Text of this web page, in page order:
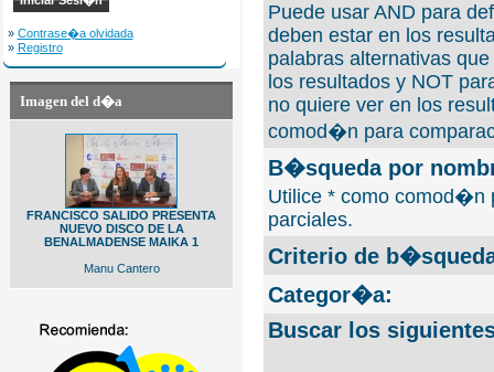
» Contrase�a olvidada
» Registro
Imagen del d�a
FRANCISCO SALIDO PRESENTA
NUEVO DISCO DE LA
BENALMADENSE MAIKA 1
Manu Cantero
Puede usar AND para
deben estar en los
palabras alternativas
los resultados y NOT
no quiere ver en los
comod�n para
B�squeda por
Utilice * como comod�n
parciales.
Criterio de
Categor�a:
Buscar los